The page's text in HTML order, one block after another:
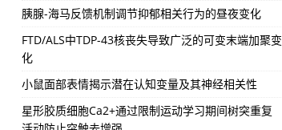
胰腺-海马反馈机制调节抑郁相关行为的昼夜变化
FTD/ALS中TDP-43核丧失导致广泛的可变末端加聚变
化
小鼠面部表情揭示潜在认知变量及其神经相关性
星形胶质细胞Ca2+通过限制运动学习期间树突重复